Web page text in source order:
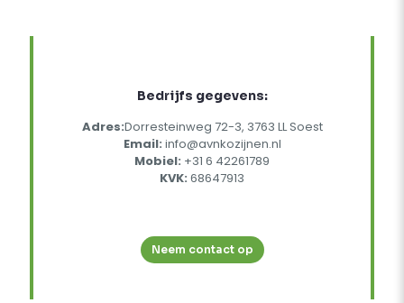
Bedrijfs gegevens:
Adres:Dorresteinweg 72-3, 3763 LL Soest
Email: info@avnkozijnen.nl
Mobiel: +31 6 42261789
KVK: 68647913
Neem contact op